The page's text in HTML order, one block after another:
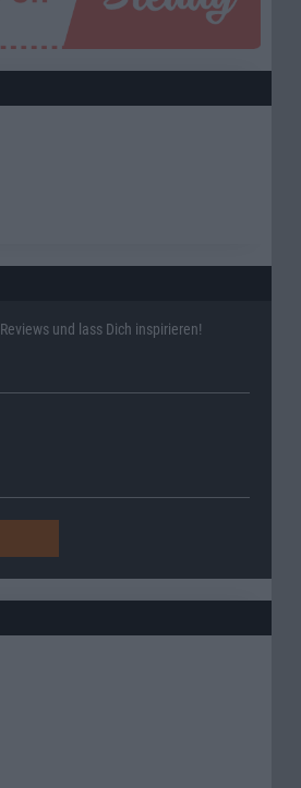
Reviews und lass Dich inspirieren!